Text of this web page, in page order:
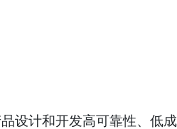
设计和开发高可靠性、低